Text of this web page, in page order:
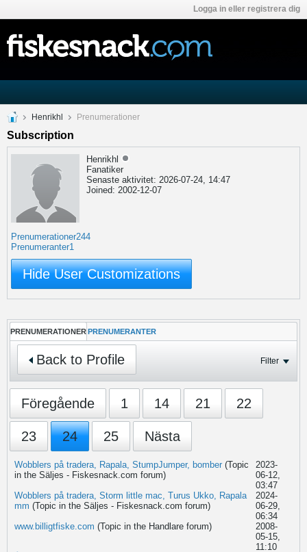
Logga in eller registrera dig
Henrikhl Prenumerationer
Subscription
Henrikhl
Fanatiker
Senaste aktivitet: 2026-07-24, 14:47
Joined: 2002-12-07
Prenumerationer244
Prenumeranter1
Hide User Customizations
PRENUMERATIONER PRENUMERANTER
Back to Profile Filter
Föregående 1 14 21 22
23 24 25 Nästa
Wobblers på tradera, Rapala, StumpJumper, bomber (Topic
in the Säljes - Fiskesnack.com forum)
2023-
06-12,
03:47
Wobblers på tradera, Storm little mac, Turus Ukko, Rapala
mm (Topic in the Säljes - Fiskesnack.com forum)
2024-
06-29,
06:34
www.billigtfiske.com (Topic in the Handlareforum)
2008-
05-15,
11:10